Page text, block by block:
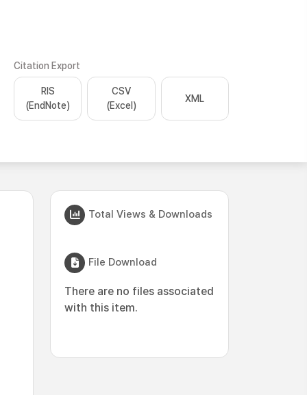
Citation Export
RIS
(EndNote)
CSV
(Excel)
XML
Total Views & Downloads
File Download
There are no files associated
with this item.